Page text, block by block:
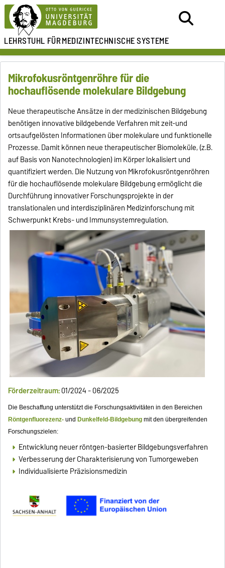
LEHRSTUHL FÜRMEDIZINTECHNISCHE SYSTEME
Mikrofokusröntgenröhre für die
hochauflösende molekulare Bildgebung
Neue therapeutische Ansätze in der medizinischen Bildgebung
benötigen innovative bildgebende Verfahren mit zeit-und
ortsaufgelösten Informationen über molekulare und funktionelle
Prozesse. Damit können neue therapeutischer Biomoleküle, (z.B.
auf Basis von Nanotechnologien) im Körper lokalisiert und
quantifiziert werden. Die Nutzung von Mikrofokusröntgenröhren
für die hochauflösende molekulare Bildgebung ermöglicht die
Durchführung innovativer Forschungsprojekte in der
translationalen und interdisziplinären Medizinforschung mit
Schwerpunkt Krebs- und Immunsystemregulation.
Förderzeitraum:01/2024 - 06/2025
Die Beschaffung unterstützt die Forschungsaktivitäten in den Bereichen
Röntgenfluorezenz- und Dunkelfeld-Bildgebung mit den übergreifenden
Forschungszielen:
Entwicklung neuer röntgen-basierter Bildgebungsverfahren
Verbesserung der Charakterisierung von Tumorgeweben
Individualisierte Präzisionsmedizin